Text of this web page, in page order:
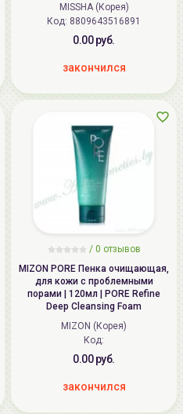
MISSHA (Корея)
Код: 8809643516891
0.00 руб.
закончился
/ 0 отзывов
MIZON PORE Пенка очищающая,
для кожи с проблемными
порами | 120мл | PORE Refine
Deep Cleansing Foam
MIZON (Корея)
Код:
0.00 руб.
закончился